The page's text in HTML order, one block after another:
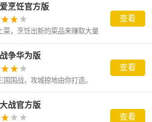
烹饪官方版
菜，烹饪出新的菜品来赚取大量
查看
争华为版
国国战，攻城掠地由你打造。
查看
战官方版
查看